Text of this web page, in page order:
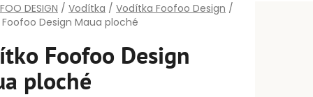
DESIGN / Vodítka / Vodítka Foofoo Design /
Design Maua ploché
Foofoo Design
ploché